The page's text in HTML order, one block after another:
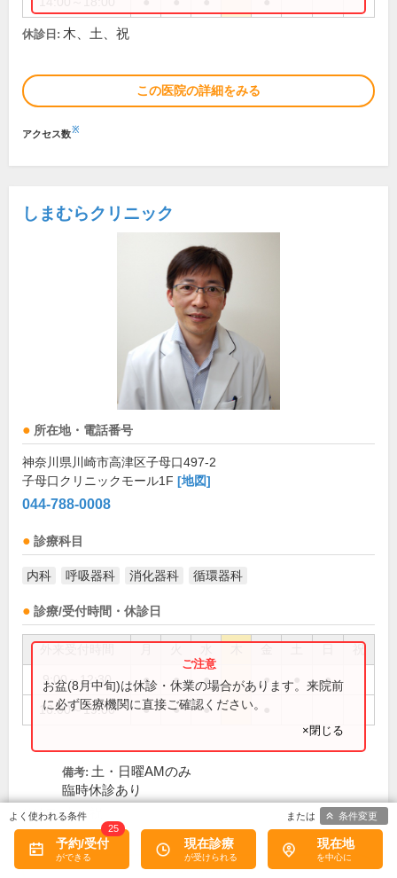
休診日: 木、土、祝
この医院の詳細をみる
アクセス数※
しまむらクリニック
所在地・電話番号
神奈川県川崎市高津区子母口497-2
子母口クリニックモール1F [地図]
044-788-0008
診療科目
内科 呼吸器科 消化器科 循環器科
診療/受付時間・休診日
祝
9:00～12:30 ● ● ● ● ●
16:00～19:00 ● ● ●
お盆(8月中旬)は休診・休業の場合があります。来院前
に必ず医療機関に直接ご確認ください。
×閉じる
備考: 土・日曜AMのみ
臨時休診あり
休診日: 木、祝
この医院の詳細をみる
予約/受付
25
現在診療 現在地
条件変更